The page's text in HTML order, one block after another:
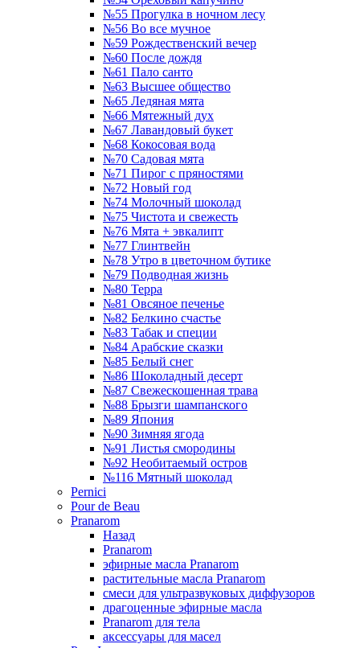
№55 Прогулка в ночном лесу
№56 Во все мучное
№59 Рождественский вечер
№60 После дождя
№61 Пало санто
№63 Высшее общество
№65 Ледяная мята
№66 Мятежный дух
№67 Лавандовый букет
№68 Кокосовая вода
№70 Садовая мята
№71 Пирог с пряностями
№72 Новый год
№74 Молочный шоколад
№75 Чистота и свежесть
№76 Мята + эвкалипт
№77 Глинтвейн
№78 Утро в цветочном бутике
№79 Подводная жизнь
№80 Терра
№81 Овсяное печенье
№82 Белкино счастье
№83 Табак и специи
№84 Арабские сказки
№85 Белый снег
№86 Шоколадный десерт
№87 Свежескошенная трава
№88 Брызги шампанского
№89 Япония
№90 Зимняя ягода
№91 Листья смородины
№92 Необитаемый остров
№116 Мятный шоколад
Pernici
Pour de Beau
Pranarom
Назад
Pranarom
эфирные масла Pranarom
растительные масла Pranarom
смеси для ультразвуковых диффузоров
драгоценные эфирные масла
Pranarom для тела
аксессуары для масел